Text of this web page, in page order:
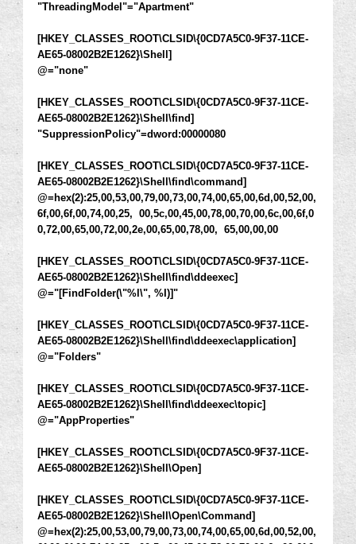
"ThreadingModel"="Apartment"
[HKEY_CLASSES_ROOT\CLSID\{0CD7A5C0-9F37-11CE-
AE65-08002B2E1262}\Shell]
@="none"
[HKEY_CLASSES_ROOT\CLSID\{0CD7A5C0-9F37-11CE-
AE65-08002B2E1262}\Shell\find]
"SuppressionPolicy"=dword:00000080
[HKEY_CLASSES_ROOT\CLSID\{0CD7A5C0-9F37-11CE-
AE65-08002B2E1262}\Shell\find\command]
@=hex(2):25,00,53,00,79,00,73,00,74,00,65,00,6d,00,52,00,
6f,00,6f,00,74,00,25, 00,5c,00,45,00,78,00,70,00,6c,00,6f,0
0,72,00,65,00,72,00,2e,00,65,00,78,00, 65,00,00,00
[HKEY_CLASSES_ROOT\CLSID\{0CD7A5C0-9F37-11CE-
AE65-08002B2E1262}\Shell\find\ddeexec]
@="[FindFolder(\"%l\", %I)]"
[HKEY_CLASSES_ROOT\CLSID\{0CD7A5C0-9F37-11CE-
AE65-08002B2E1262}\Shell\find\ddeexec\application]
@="Folders"
[HKEY_CLASSES_ROOT\CLSID\{0CD7A5C0-9F37-11CE-
AE65-08002B2E1262}\Shell\find\ddeexec\topic]
@="AppProperties"
[HKEY_CLASSES_ROOT\CLSID\{0CD7A5C0-9F37-11CE-
AE65-08002B2E1262}\Shell\Open]
[HKEY_CLASSES_ROOT\CLSID\{0CD7A5C0-9F37-11CE-
AE65-08002B2E1262}\Shell\Open\Command]
@=hex(2):25,00,53,00,79,00,73,00,74,00,65,00,6d,00,52,00,